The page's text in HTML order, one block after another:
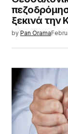
ξεκινά την
by Pan Orama